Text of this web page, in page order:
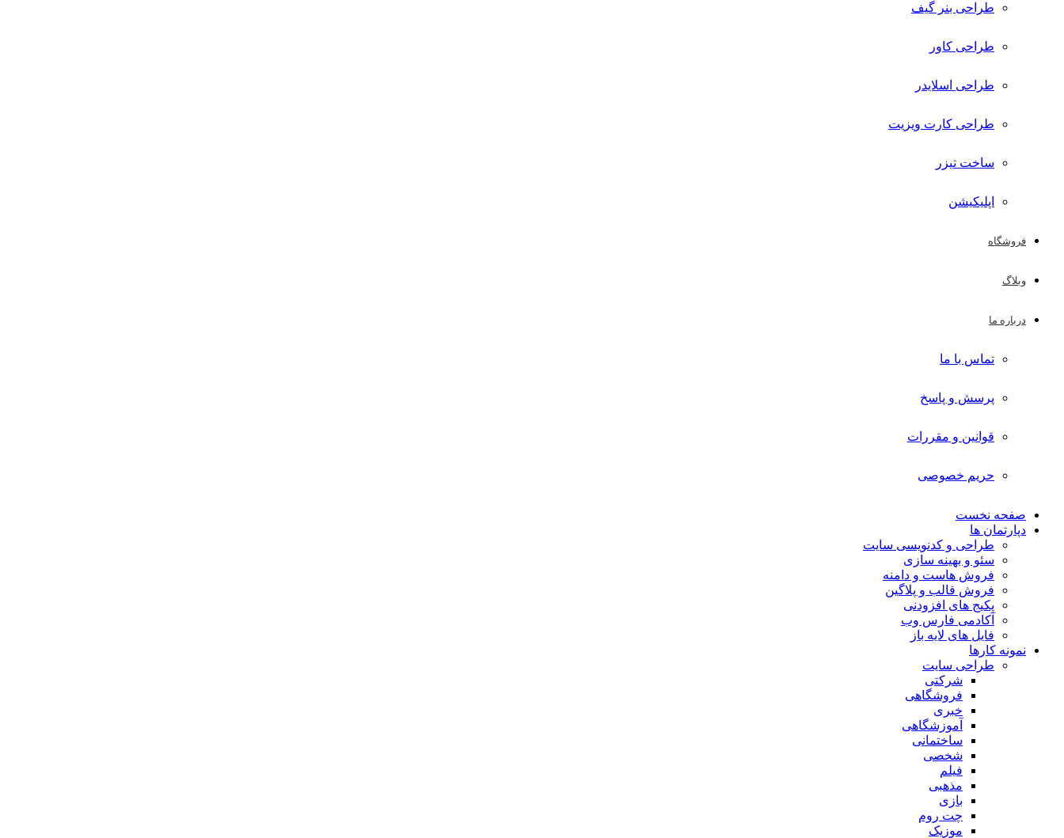
طراحی بنر گیف
طراحی کاور
طراحی اسلایدر
طراحی کارت ویزیت
ساخت تیزر
اپلیکیشن
فروشگاه
وبلاگ
درباره ما
تماس با ما
پرسش و پاسخ
قوانین و مقررات
حریم خصوصی
صفحه نخست
دپارتمان ها
طراحی و کدنویسی سایت
سئو و بهینه سازی
فروش هاست و دامنه
فروش قالب و پلاگین
پکیج های افزودنی
آکادمی فارس وب
فایل های لایه باز
نمونه کارها
طراحی سایت
شرکتی
فروشگاهی
خبری
آموزشگاهی
ساختمانی
شخصی
فیلم
مذهبی
بازی
چت روم
موزیک